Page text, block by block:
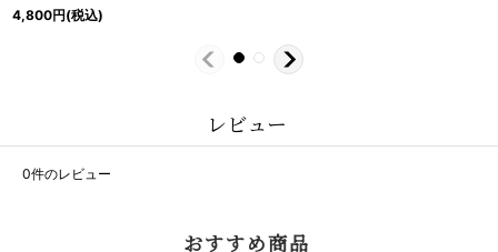
4,800円(税込)
レビュー
0件のレビュー
おすすめ商品